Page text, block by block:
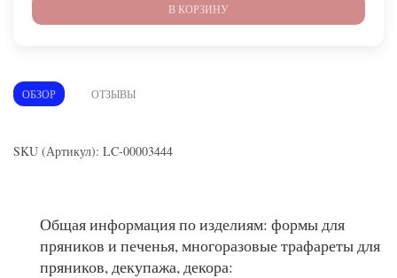
В КОРЗИНУ
ОБЗОР ОТЗЫВЫ
SKU (Артикул): LC-00003444
Общая информация по изделиям: формы для
пряников и печенья, многоразовые трафареты для
пряников, декупажа, декора: